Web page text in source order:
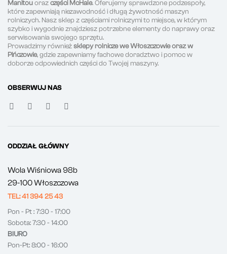
Manitouorazczęści McHale. Oferujemy sprawdzone podzespoły,
które zapewniają niezawodność i długą żywotność maszyn
rolniczych. Nasz sklep z częściami rolniczymi to miejsce, w którym
szybko i wygodnie znajdziesz potrzebne elementy do naprawy oraz
serwisowania swojego sprzętu.
Prowadzimy równieżsklepy rolnicze we Włoszczowie oraz w
Pińczowie, gdzie zapewniamy fachowe doradztwo i pomoc w
doborze odpowiednich części do Twojej maszyny.
OBSERWUJ NAS
ODDZIAŁ GŁÓWNY
Wola Wiśniowa 98b
29-100 Włoszczowa
TEL: 41 394 25 43
Pon - Pt : 7:30 - 17:00
Sobota: 7:30 - 14:00
BIURO
Pon-Pt: 8:00 - 16:00